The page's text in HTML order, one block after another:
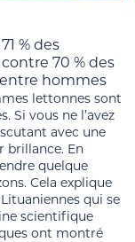
% des
70 % des
hommes
lettonnes sont
Si vous ne l’avez
avec une
brillance. En
quelque
Cela explique
qui se
scientifique
ont montré